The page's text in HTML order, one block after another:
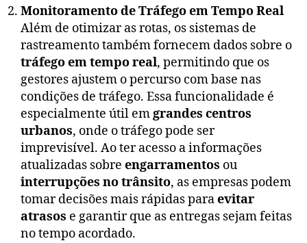
Monitoramento de Tráfego em Tempo Real
Além de otimizar as rotas, os sistemas de
rastreamento também fornecem dados sobre o
tráfego em tempo real, permitindo que os
gestores ajustem o percurso com base nas
condições de tráfego. Essa funcionalidade é
especialmente útil emgrandes centros
urbanos, onde o tráfego pode ser
imprevisível. Ao ter acesso a informações
atualizadas sobre engarramentos ou
interrupções no trânsito, as empresas podem
tomar decisões mais rápidas paraevitar
atrasos e garantir que as entregas sejam feitas
no tempo acordado.